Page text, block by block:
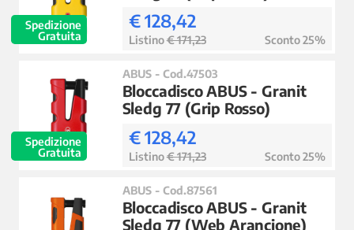
Spedizione
Gratuita
€ 128,42
Listino€ 171,23 Sconto 25%
Spedizione
Gratuita
ABUS - Cod.47503
Bloccadisco ABUS - Granit
Sledg 77 (Grip Rosso)
€ 128,42
Listino€ 171,23 Sconto 25%
ABUS - Cod.87561
Bloccadisco ABUS - Granit
Sledg 77 (Web Arancione)